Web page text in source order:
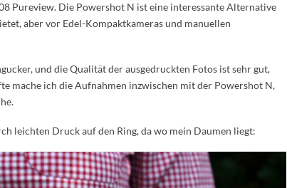
Pureview. Die Powershot N ist eine interessante Alternative
aber vor Edel-Kompaktkameras und manuellen
und die Qualität der ausgedruckten Fotos ist sehr gut,
mache ich die Aufnahmen inzwischen mit der Powershot N,
leichten Druck auf den Ring, da wo mein Daumen liegt: